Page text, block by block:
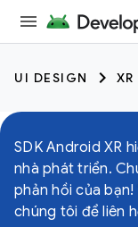
UI DESIGN
SDK Android XR
nhà phát triển.
phản hồi của
chúng tôi để liên